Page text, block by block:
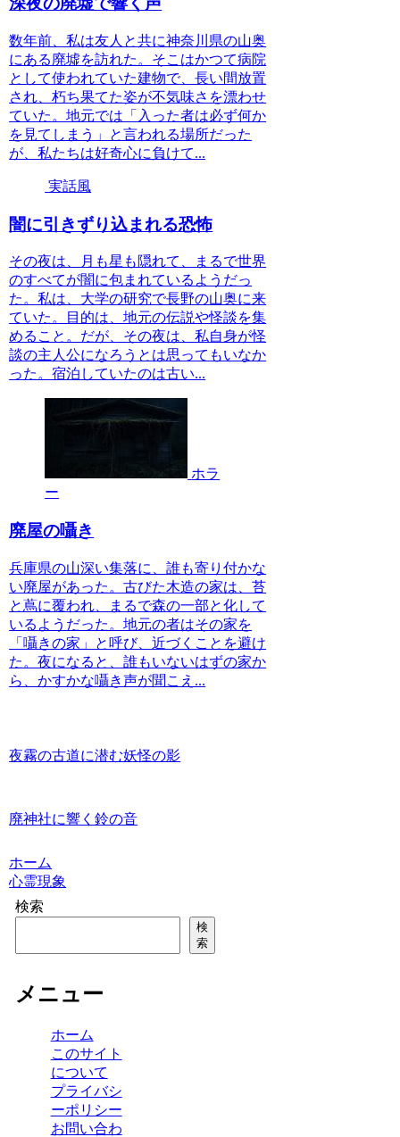
数年前、私は友人と共に神奈川県の山奥
にある廃墟を訪れた。そこはかつて病院
として使われていた建物で、長い間放置
され、朽ち果てた姿が不気味さを漂わせ
ていた。地元では「入った者は必ず何か
を見てしまう」と言われる場所だった
が、私たちは好奇心に負けて...
実話風
闇に引きずり込まれる恐怖
その夜は、月も星も隠れて、まるで世界
のすべてが闇に包まれているようだっ
た。私は、大学の研究で長野の山奥に来
ていた。目的は、地元の伝説や怪談を集
めること。だが、その夜は、私自身が怪
談の主人公になろうとは思ってもいなか
った。宿泊していたのは古い...
ホラ
ー
廃屋の囁き
兵庫県の山深い集落に、誰も寄り付かな
い廃屋があった。古びた木造の家は、苔
と蔦に覆われ、まるで森の一部と化して
いるようだった。地元の者はその家を
「囁きの家」と呼び、近づくことを避け
た。夜になると、誰もいないはずの家か
ら、かすかな囁き声が聞こえ...
夜霧の古道に潜む妖怪の影
廃神社に響く鈴の音
ホーム
心霊現象
検索
検
索
メニュー
ホーム
このサイト
について
プライバシ
ーポリシー
お問い合わ